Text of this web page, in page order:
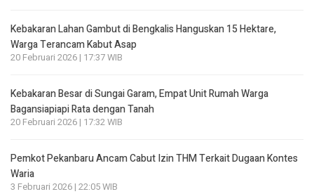
Kebakaran Lahan Gambut di Bengkalis Hanguskan 15 Hektare,
Warga Terancam Kabut Asap
20 Februari 2026 | 17:37 WIB
Kebakaran Besar di Sungai Garam, Empat Unit Rumah Warga
Bagansiapiapi Rata dengan Tanah
20 Februari 2026 | 17:32 WIB
Pemkot Pekanbaru Ancam Cabut Izin THM Terkait Dugaan Kontes
Waria
3 Februari 2026 | 22:05 WIB